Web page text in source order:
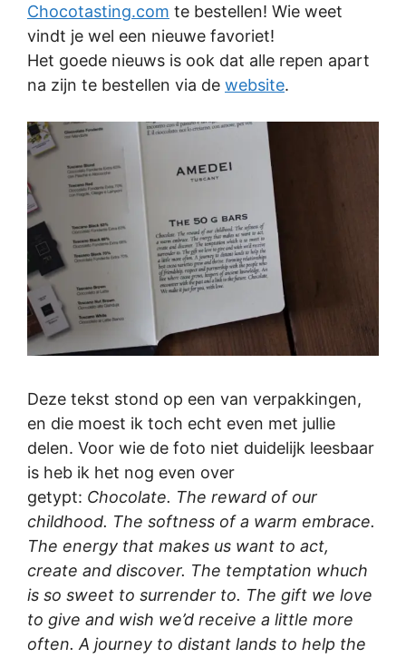
Chocotasting.com te bestellen! Wie weet
vindt je wel een nieuwe favoriet!
Het goede nieuws is ook dat alle repen apart
na zijn te bestellen via de website.
Deze tekst stond op een van verpakkingen,
en die moest ik toch echt even met jullie
delen. Voor wie de foto niet duidelijk leesbaar
is heb ik het nog even over
getypt: Chocolate. The reward of our
childhood. The softness of a warm embrace.
The energy that makes us want to act,
create and discover. The temptation whuch
is so sweet to surrender to. The gift we love
to give and wish we’d receive a little more
often. A journey to distant lands to help the